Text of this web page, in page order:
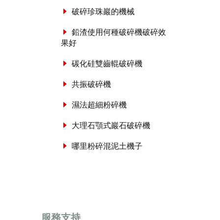
破碎珍珠巖的機械
鉛渣使用何種破碎機破碎效
果好
碳化硅雙齒輥破碎機
共振破碎機
濕法超細粉碎機
大理石顎式巖石破碎機
哪里粉碎混泥土機子
服務支持